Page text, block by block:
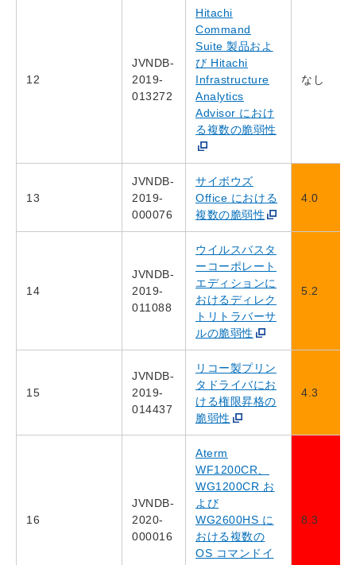
12
JVNDB-
2019-
013272
Hitachi
Command
Suite 製品およ
び Hitachi
Infrastructure
Analytics
Advisor におけ
る複数の脆弱性
なし
13
JVNDB-
2019-
000076
サイボウズ
Office における
複数の脆弱性
4.0
14
JVNDB-
2019-
011088
ウイルスバスタ
ーコーポレート
エディションに
おけるディレク
トリトラバーサ
ルの脆弱性
5.2
15
JVNDB-
2019-
014437
リコー製プリン
タドライバにお
ける権限昇格の
脆弱性
4.3
16
JVNDB-
2020-
000016
Aterm
WF1200CR、
WG1200CR お
よび
WG2600HS に
おける複数の
OS コマンドイ
8.3